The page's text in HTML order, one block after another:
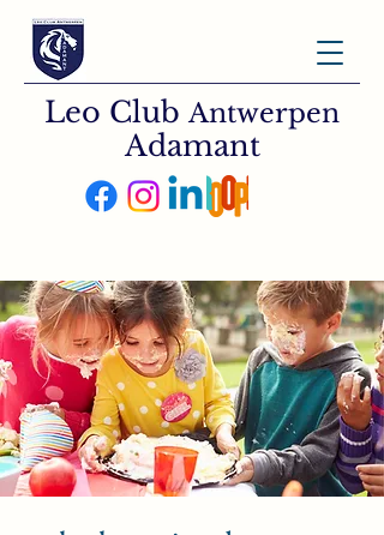
Leo Club Antwerpen
Adamant